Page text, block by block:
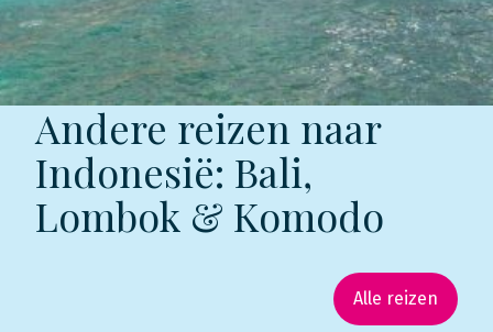
Andere reizen naar
Indonesië: Bali,
Lombok & Komodo
Alle reizen